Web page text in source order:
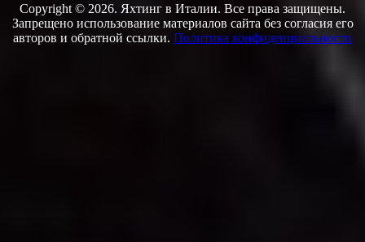
Copyright © 2026. Яхтинг в Италии. Все права защищены.
Запрещено использование материалов сайта без согласия его
авторов и обратной ссылки. Политика конфиденциальности